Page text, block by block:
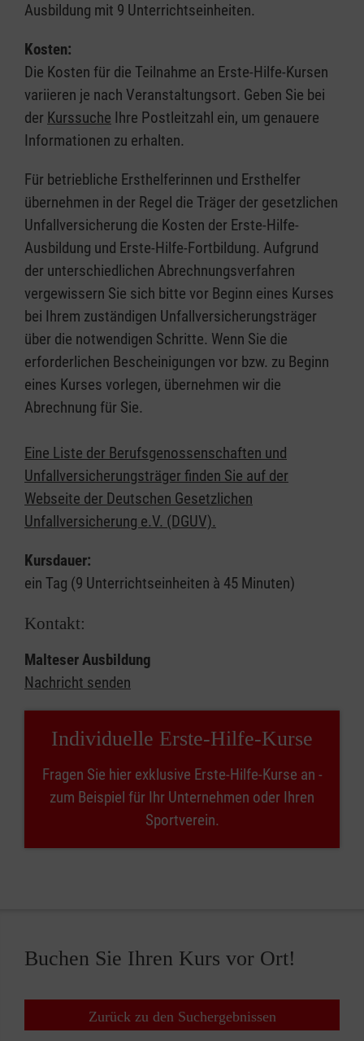
Ausbildung mit 9 Unterrichtseinheiten.
Kosten:
Die Kosten für die Teilnahme an Erste-Hilfe-Kursen
variieren je nach Veranstaltungsort. Geben Sie bei
der Kurssuche Ihre Postleitzahl ein, um genauere
Informationen zu erhalten.
Für betriebliche Ersthelferinnen und Ersthelfer
übernehmen in der Regel die Träger der gesetzlichen
Unfallversicherung die Kosten der Erste-Hilfe-
Ausbildung und Erste-Hilfe-Fortbildung. Aufgrund
der unterschiedlichen Abrechnungsverfahren
vergewissern Sie sich bitte vor Beginn eines Kurses
bei Ihrem zuständigen Unfallversicherungsträger
über die notwendigen Schritte. Wenn Sie die
erforderlichen Bescheinigungen vor bzw. zu Beginn
eines Kurses vorlegen, übernehmen wir die
Abrechnung für Sie.
Eine Liste der Berufsgenossenschaften und
Unfallversicherungsträger finden Sie auf der
Webseite der Deutschen Gesetzlichen
Unfallversicherung e.V. (DGUV).
Kursdauer:
ein Tag (9 Unterrichtseinheiten à 45 Minuten)
Kontakt:
Malteser Ausbildung
Nachricht senden
Individuelle Erste-Hilfe-Kurse
Fragen Sie hier exklusive Erste-Hilfe-Kurse an -
zum Beispiel für Ihr Unternehmen oder Ihren
Sportverein.
Buchen Sie Ihren Kurs vor Ort!
Zurück zu den Suchergebnissen